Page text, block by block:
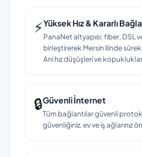
⚡Yüksek Hız & Kararlı
PanaNet altyapısı; fiber, DSL
birleştirerek Mersin ilinde
Ani hız düşüşleri ve
🔒Güvenli İnternet
Tüm bağlantılar güvenli
güvenliğiniz, ev ve iş ağlarınız